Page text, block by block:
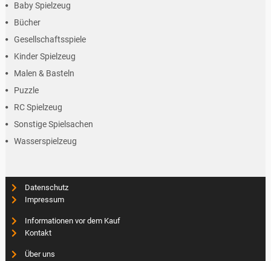
Baby Spielzeug
Bücher
Gesellschaftsspiele
Kinder Spielzeug
Malen & Basteln
Puzzle
RC Spielzeug
Sonstige Spielsachen
Wasserspielzeug
Datenschutz
Impressum
Informationen vor dem Kauf
Kontakt
Über uns